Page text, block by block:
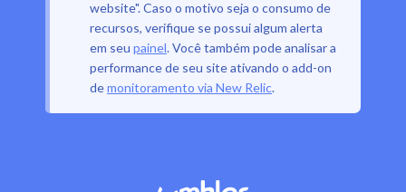
website". Caso o motivo seja o consumo de
recursos, verifique se possui algum alerta
em seu painel. Você também pode analisar a
performance de seu site ativando o add-on
demonitoramento via New Relic.